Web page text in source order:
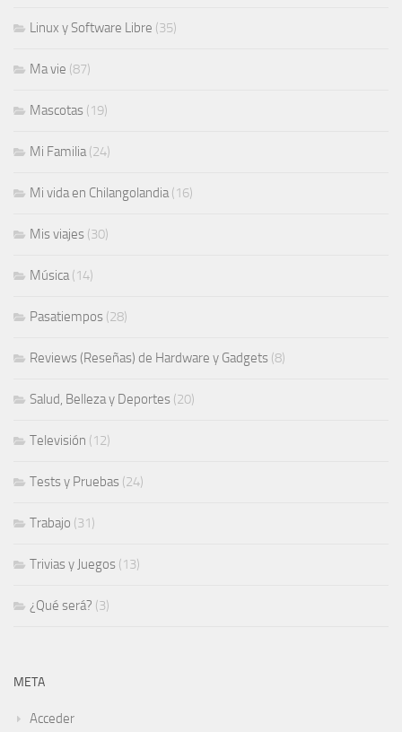
Linux y Software Libre (35)
Ma vie (87)
Mascotas (19)
Mi Familia(24)
Mi vida en Chilangolandia(16)
Mis viajes (30)
Música(14)
Pasatiempos (28)
Reviews (Reseñas) de Hardware y Gadgets (8)
Salud, Belleza y Deportes (20)
Televisión (12)
Tests y Pruebas (24)
Trabajo (31)
Trivias y Juegos (13)
¿Qué será? (3)
META
Acceder